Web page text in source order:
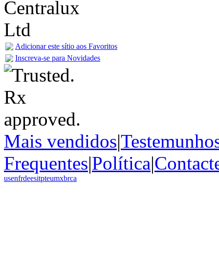
Adicionar este sítio aos Favoritos
Inscreva-se para Novidades
Mais vendidos|
Frequentes|Política|
usenfrdeesitpteumxbrca